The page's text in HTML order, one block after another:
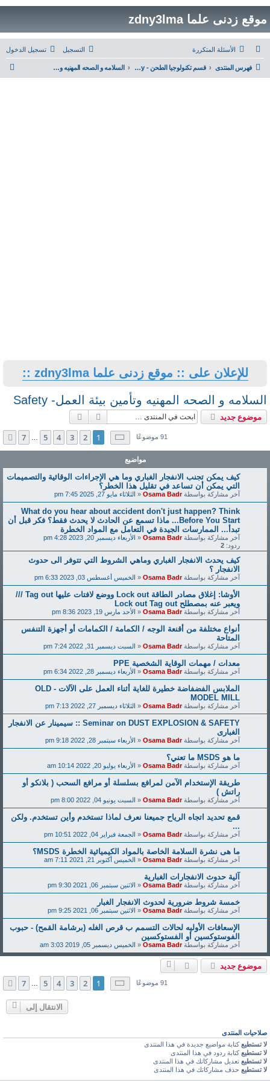
موقع زدنى علما zdny3lma
الأسئلة المتكررة تسجيل الدخول التسجيل
فهرس المنتدى قسم تكنولوجيا الطحن - Milling Technology السلامه و الصحه المهنيه وتأمين بيئة العمل- Safety
للإعلان على :: موقع زدنى علما zdny3lma ::
السلامه و الصحه المهنيه وتأمين بيئة العمل- Safety
موضوع جديد بحث
91 موضوعًا صفحة1 من7
1
2
3
4
5
7 التالي
مواضيع
كيف يمكن تجنب الانفجار الغباري وما هي الإجراءات الوقائية والتصميمات
التي يمكن أن تساعد في تقليل هذا الخطر؟
آخر مشاركة بواسطةOsama Badr
«الثلاثاء مايو 27, 2025 7:45 pm
What do you hear about accident don't just happen? Think
Before You Start... ماذا تسمع عن الحادث لا يحدث فقط؟ فكر قبل أن
تبدأ... الممارسات الجيدة في التعامل مع المواد الخطرة
آخر مشاركة بواسطةOsama Badr
«الأربعاء ديسمبر 20, 2023 4:28 pm
ردود: 2
كيف يحدث الانفجار الغباري وماهي الشروط التي تتوفر الى حدوث
الانفجار ؟
آخر مشاركة بواسطةOsama Badr
«الخميس أغسطس 03, 2023 6:33 pm
الأوشا: إغلاق مصادر الطاقة Lock out ووضع لافتات عليها Tag out ///
ويعبر عنه بمصطلح Lock out Tag out
آخر مشاركة بواسطةOsama Badr
«الأحد مارس 19, 2023 8:36 pm
أنواع مختلفة من أقنعة الوجه / الكمامة / الكمامات أو أجهزة التنفس
المتاحة
آخر مشاركة بواسطةOsama Badr
«السبت ديسمبر 31, 2022 7:24 pm
معدات / مهمات الوقاية الشخصية PPE
آخر مشاركة بواسطةOsama Badr
«الأربعاء ديسمبر 28, 2022 6:34 pm
الملابس الفضفاضة خطيرة للغاية أثناء العمل على الآلات - OLD
MODEL MILL
آخر مشاركة بواسطةOsama Badr
«الثلاثاء ديسمبر 27, 2022 7:13 pm
Seminar on DUST EXPLOSION & SAFETY :: سيمينار عن الانفجار
الغبارى
آخر مشاركة بواسطةOsama Badr
«الأربعاء سبتمبر 28, 2022 9:18 pm
ما هو MSDS ما تعني؟
آخر مشاركة بواسطةOsama Badr
«الأربعاء يوليو 20, 2022 10:14 am
طريقة الإستخدام الآمن لمرافع بسلسلة أو مرافع السحب ( بلانكو أو
راتش )
آخر مشاركة بواسطةOsama Badr
«السبت يونيو 04, 2022 8:00 pm
قمع تحديد اتجاه الرياح جميعنا نعرف لماذا تستخدم وأين تستخدم. ولكن
...
آخر مشاركة بواسطةOsama Badr
«الجمعة فبراير 04, 2022 10:51 pm
ما هى نشرة السلامة الخاصة بالمواد الكيميائية الخطرة MSDS؟
آخر مشاركة بواسطةOsama Badr
«الخميس أكتوبر 21, 2021 7:11 am
آلية حدوث الانفجارات الغبارية
آخر مشاركة بواسطةOsama Badr
«الاثنين سبتمبر 06, 2021 9:30 pm
خمسة شروط ضرورية لحدوث الانفجار الغبار
آخر مشاركة بواسطةOsama Badr
«الاثنين سبتمبر 06, 2021 9:25 pm
الإسعافات الأوليه لحالات التسمم ب قرص الغله (برشامة القمح) - حبوب
الفوستوكسين أو الفستوكسين
آخر مشاركة بواسطةOsama Badr
«الخميس ديسمبر 05, 2019 3:03 am
موضوع جديد
91 موضوعًا صفحة1 من7
1
2
3
4
5
7 التالي
الانتقال إلى
صلاحيات المنتدى
لا تستطيعكتابة مواضيع جديدة في هذا المنتدى
لا تستطيعكتابة ردود في هذا المنتدى
لا تستطيعتعديل مشاركاتك في هذا المنتدى
لا تستطيعحذف مشاركاتك في هذا المنتدى